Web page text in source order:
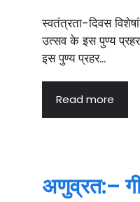
स्वतंत्रता-दिवस
उत्सव के इस पुण्य
इस पुण्य प्रहर...
Read more
अणुव्रत:–